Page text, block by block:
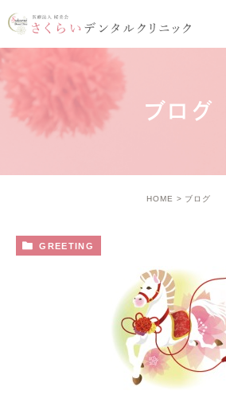
ブログ
HOME ブログ
GREETING